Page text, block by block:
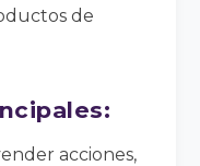
de
acciones,